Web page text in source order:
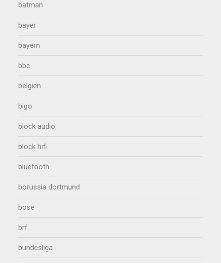
batman
bayer
bayern
bbc
belgien
bigo
block audio
block hifi
bluetooth
borussia dortmund
bose
brf
bundesliga